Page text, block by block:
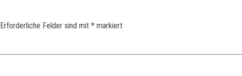
Erforderliche Felder sind mit * markiert